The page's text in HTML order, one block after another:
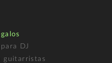
DJ
guitarristas